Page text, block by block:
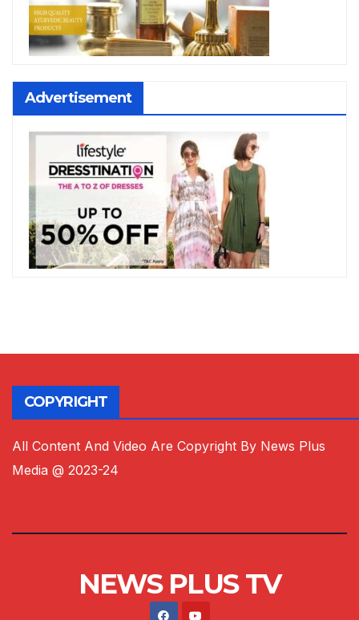
Advertisement
COPYRIGHT
All Content And Video Are Copyright By News Plus
Media @ 2023-24
NEWS PLUS TV